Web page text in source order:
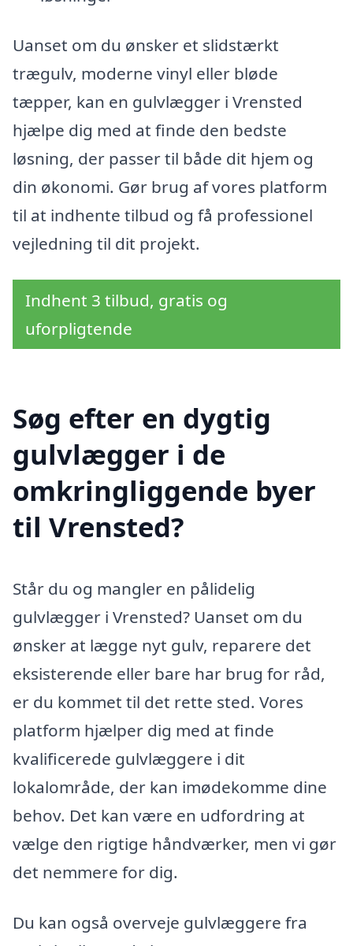
Uanset om du ønsker et slidstærkt
trægulv, moderne vinyl eller bløde
tæpper, kan en gulvlægger i Vrensted
hjælpe dig med at finde den bedste
løsning, der passer til både dit hjem og
din økonomi. Gør brug af vores platform
til at indhente tilbud og få professionel
vejledning til dit projekt.
Indhent 3 tilbud, gratis og
uforpligtende
Søg efter en dygtig
gulvlægger i de
omkringliggende byer
til Vrensted?
Står du og mangler en pålidelig
gulvlægger i Vrensted? Uanset om du
ønsker at lægge nyt gulv, reparere det
eksisterende eller bare har brug for råd,
er du kommet til det rette sted. Vores
platform hjælper dig med at finde
kvalificerede gulvlæggere i dit
lokalområde, der kan imødekomme dine
behov. Det kan være en udfordring at
vælge den rigtige håndværker, men vi gør
det nemmere for dig.
Du kan også overveje gulvlæggere fra